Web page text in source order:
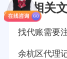
相关
找代账需要
余杭区代理